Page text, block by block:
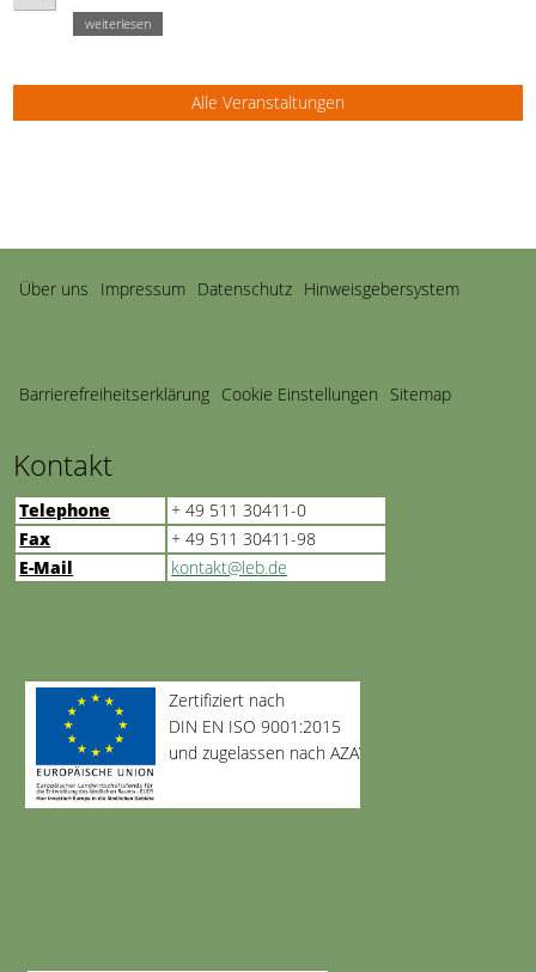
weiterlesen
Alle Veranstaltungen
Navigation
überspringen
Über uns Impressum Datenschutz Hinweisgebersystem
Barriere­freiheits­erklärung Cookie Einstellungen Sitemap
Kontakt
Telephone
+ 49 511 30411-0
Fax
+ 49 511 30411-98
E-Mail
kontakt@leb.de
Zertifiziert nach
DIN EN ISO 9001:2015
und zugelassen nach AZAV